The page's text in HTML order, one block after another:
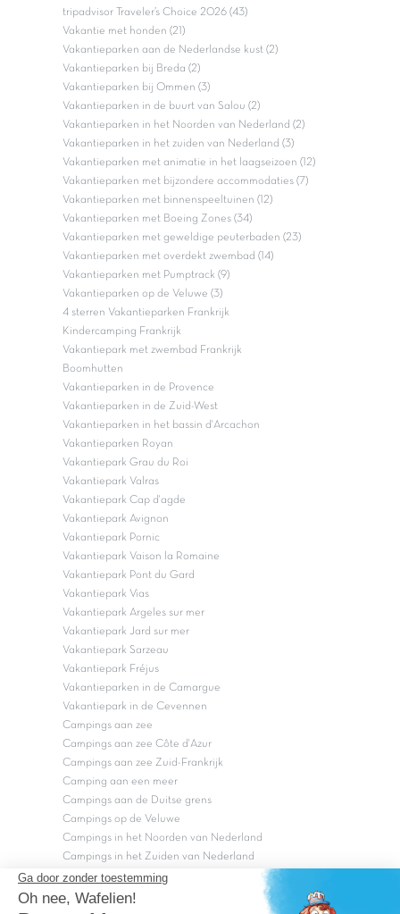
tripadvisor Traveler’s Choice 2026 (43)
Vakantie met honden (21)
Vakantieparken aan de Nederlandse kust (2)
Vakantieparken bij Breda (2)
Vakantieparken bij Ommen (3)
Vakantieparken in de buurt van Salou (2)
Vakantieparken in het Noorden van Nederland (2)
Vakantieparken in het zuiden van Nederland (3)
Vakantieparken met animatie in het laagseizoen (12)
Vakantieparken met bijzondere accommodaties (7)
Vakantieparken met binnenspeeltuinen (12)
Vakantieparken met Boeing Zones (34)
Vakantieparken met geweldige peuterbaden (23)
Vakantieparken met overdekt zwembad (14)
Vakantieparken met Pumptrack (9)
Vakantieparken op de Veluwe (3)
4 sterren Vakantieparken Frankrijk
Kindercamping Frankrijk
Vakantiepark met zwembad Frankrijk
Boomhutten
Vakantieparken in de Provence
Vakantieparken in de Zuid-West
Vakantieparken in het bassin d'Arcachon
Vakantieparken Royan
Vakantiepark Grau du Roi
Vakantiepark Valras
Vakantiepark Cap d'agde
Vakantiepark Avignon
Vakantiepark Pornic
Vakantiepark Vaison la Romaine
Vakantiepark Pont du Gard
Vakantiepark Vias
Vakantiepark Argeles sur mer
Vakantiepark Jard sur mer
Vakantiepark Sarzeau
Vakantiepark Fréjus
Vakantieparken in de Camargue
Vakantiepark in de Cevennen
Campings aan zee
Campings aan zee Côte d'Azur
Campings aan zee Zuid-Frankrijk
Camping aan een meer
Campings aan de Duitse grens
Campings op de Veluwe
Campings in het Noorden van Nederland
Campings in het Zuiden van Nederland
Copyright Capfun 2026 ©